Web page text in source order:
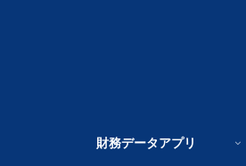
財務データアプリ